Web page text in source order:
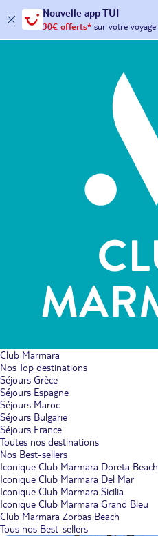
Nouvelle app TUI
30€ offerts*sur votre
avec le code :HAPPYAPP
Hôtels & Clubs
Club Marmara
Nos Top destinations
Séjours Grèce
Séjours Espagne
Séjours Maroc
Séjours Bulgarie
Séjours France
Toutes nos destinations
Nos Best-sellers
Iconique Club Marmara Doreta Beach
Iconique Club Marmara Del Mar
Iconique Club Marmara Sicilia
Iconique Club Marmara Grand Bleu
Club Marmara Zorbas Beach
Tous nos Best-sellers